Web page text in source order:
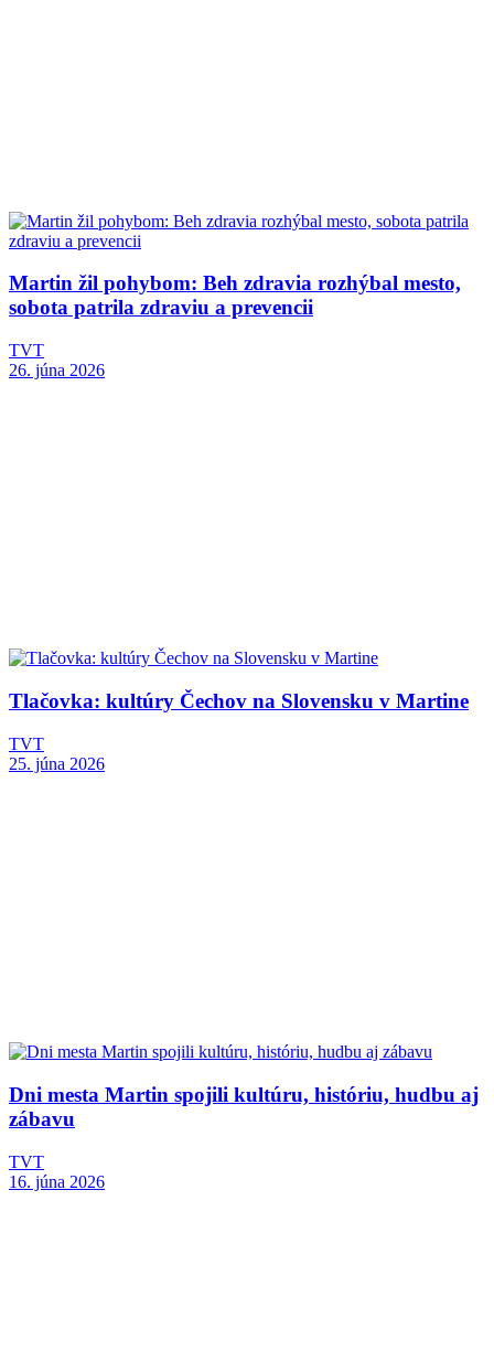
Martin žil pohybom: Beh zdravia rozhýbal mesto,
sobota patrila zdraviu a prevencii
TVT
26. júna 2026
Tlačovka: kultúry Čechov na Slovensku v Martine
TVT
25. júna 2026
Dni mesta Martin spojili kultúru, históriu, hudbu aj
zábavu
TVT
16. júna 2026